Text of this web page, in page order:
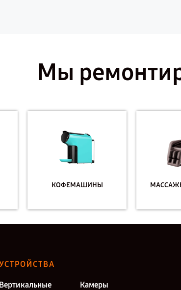
Мы
КОФЕМАШИНЫ
Вертикальные Камеры